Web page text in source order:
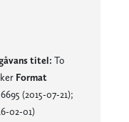
titel: To
Format
(2015-07-21);
02-01)